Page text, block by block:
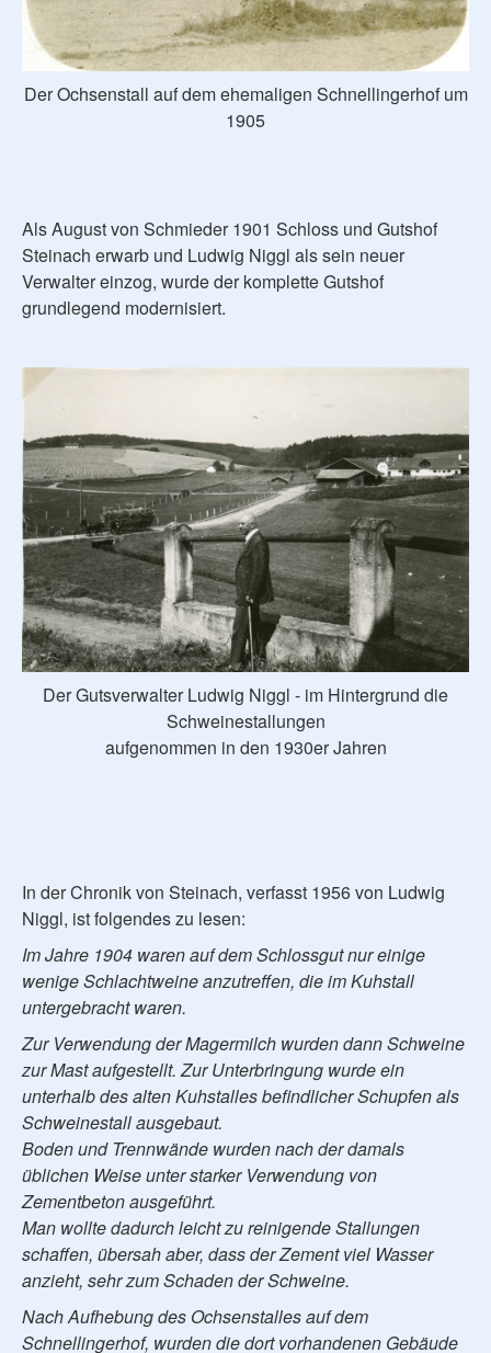
Der Ochsenstall auf dem ehemaligen Schnellingerhof um
1905
Als August von Schmieder 1901 Schloss und Gutshof
Steinach erwarb und Ludwig Niggl als sein neuer
Verwalter einzog, wurde der komplette Gutshof
grundlegend modernisiert.
Der Gutsverwalter Ludwig Niggl - im Hintergrund die
Schweinestallungen
aufgenommen in den 1930er Jahren
In der Chronik von Steinach, verfasst 1956 von Ludwig
Niggl, ist folgendes zu lesen:
Im Jahre 1904 waren auf dem Schlossgut nur einige
wenige Schlachtweine anzutreffen, die im Kuhstall
untergebracht waren.
Zur Verwendung der Magermilch wurden dann Schweine
zur Mast aufgestellt. Zur Unterbringung wurde ein
unterhalb des alten Kuhstalles befindlicher Schupfen als
Schweinestall ausgebaut.
Boden und Trennwände wurden nach der damals
üblichen Weise unter starker Verwendung von
Zementbeton ausgeführt.
Man wollte dadurch leicht zu reinigende Stallungen
schaffen, übersah aber, dass der Zement viel Wasser
anzieht, sehr zum Schaden der Schweine.
Nach Aufhebung des Ochsenstalles auf dem
Schnellingerhof, wurden die dort vorhandenen Gebäude